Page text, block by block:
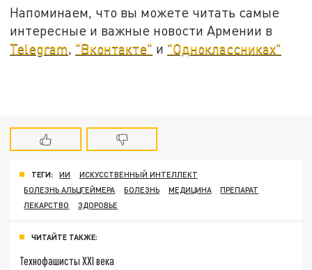
Напоминаем, что вы можете читать самые
интересные и важные новости Армении в
Telegram, "Вконтакте" и "Одноклассниках"
ТЕГИ: ИИ
ИСКУССТВЕННЫЙ ИНТЕЛЛЕКТ
БОЛЕЗНЬ АЛЬЦГЕЙМЕРА
БОЛЕЗНЬ МЕДИЦИНА
ПРЕПАРАТ
ЛЕКАРСТВО
ЗДОРОВЬЕ
ЧИТАЙТЕ ТАКЖЕ:
Технофашисты XXI века